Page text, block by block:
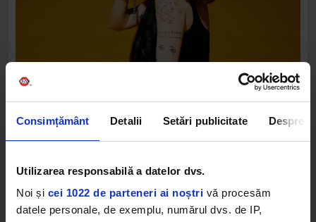
Consimțământ Detalii Setări publicitate Despre
Utilizarea responsabilă a datelor dvs.
Noi și cei 1022 de parteneri ai noștri vă procesăm
datele personale, de exemplu, numărul dvs. de IP,